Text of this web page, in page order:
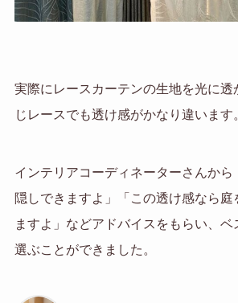
実際にレースカーテンの生地を光に透
じレースでも透け感がかなり違います
インテリアコーディネーターさんから
隠しできますよ」「この透け感なら庭
ますよ」などアドバイスをもらい、ベ
選ぶことができました。